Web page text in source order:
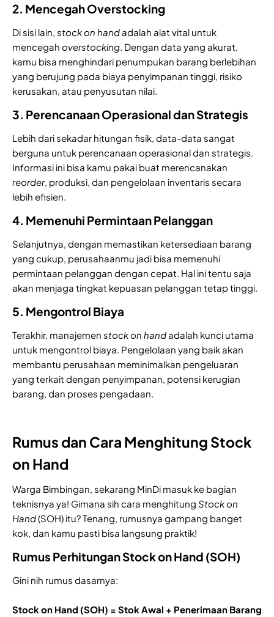
2. Mencegah Overstocking
Di sisi lain, stock on handadalah alat vital untuk
mencegah overstocking. Dengan data yang akurat,
kamu bisa menghindari penumpukan barang berlebihan
yang berujung pada biaya penyimpanan tinggi, risiko
kerusakan, atau penyusutan nilai.
3. Perencanaan Operasional dan Strategis
Lebih dari sekadar hitungan fisik, data-data sangat
berguna untuk perencanaan operasional dan strategis.
Informasi ini bisa kamu pakai buat merencanakan
reorder, produksi, dan pengelolaan inventaris secara
lebih efisien.
4. Memenuhi Permintaan Pelanggan
Selanjutnya, dengan memastikan ketersediaan barang
yang cukup, perusahaanmu jadi bisa memenuhi
permintaan pelanggan dengan cepat. Hal ini tentu saja
akan menjaga tingkat kepuasan pelanggan tetap tinggi.
5. Mengontrol Biaya
Terakhir, manajemen stock on handadalah kunci utama
untuk mengontrol biaya. Pengelolaan yang baik akan
membantu perusahaan meminimalkan pengeluaran
yang terkait dengan penyimpanan, potensi kerugian
barang, dan proses pengadaan.
Rumus dan Cara Menghitung Stock
on Hand
Warga Bimbingan, sekarang MinDi masuk ke bagian
teknisnya ya! Gimana sih cara menghitung Stock on
Hand(SOH) itu? Tenang, rumusnya gampang banget
kok, dan kamu pasti bisa langsung praktik!
Rumus Perhitungan Stock on Hand (SOH)
Gini nih rumus dasarnya:
Stock on Hand (SOH) = Stok Awal + Penerimaan Barang